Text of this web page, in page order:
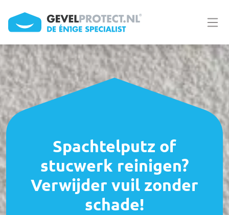
Spachtelputz of
stucwerk reinigen?
Verwijder vuil zonder
schade!